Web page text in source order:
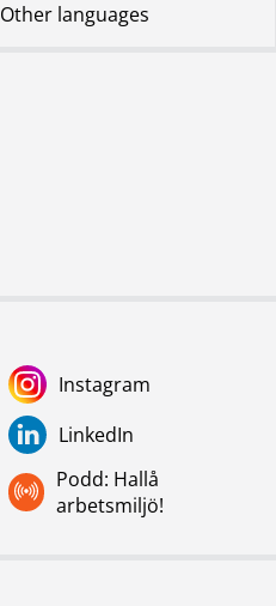
Other languages
Instagram
LinkedIn
Podd: Hallå
arbetsmiljö!